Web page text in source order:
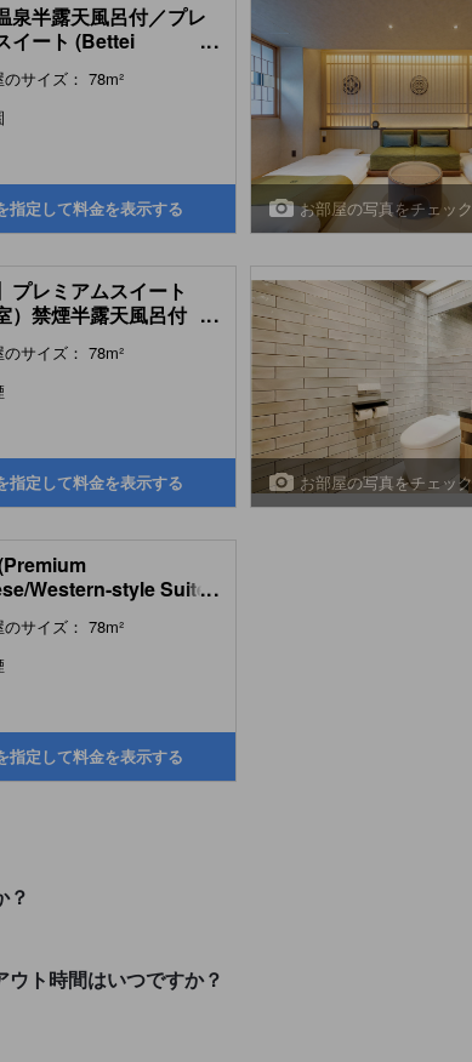
泉半露天風呂付／プレ
イート (Bettei
Suite with Semi
Hot Spring Bath)
...
サイズ： 78m²
指定して料金を表示する お部屋の写真をチェック
プレミアムスイート
）禁煙半露天風呂付
Japanese/Western-
with Semi Open-air
)
...
サイズ： 78m²
指定して料金を表示する お部屋の写真をチェック
Western-style Suite
Open-air Bath
)
...
サイズ： 78m²
指定して料金を表示する
？
ト時間はいつですか？